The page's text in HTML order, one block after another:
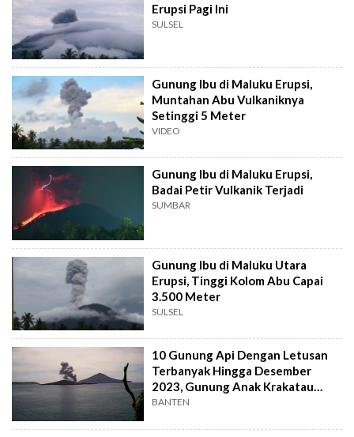
Erupsi Pagi Ini
SULSEL
Gunung Ibu di Maluku Erupsi,
Muntahan Abu Vulkaniknya
Setinggi 5 Meter
VIDEO
Gunung Ibu di Maluku Erupsi,
Badai Petir Vulkanik Terjadi
SUMBAR
Gunung Ibu di Maluku Utara
Erupsi, Tinggi Kolom Abu Capai
3.500 Meter
SULSEL
10 Gunung Api Dengan Letusan
Terbanyak Hingga Desember
2023, Gunung Anak Krakatau
Paling Banyak
BANTEN